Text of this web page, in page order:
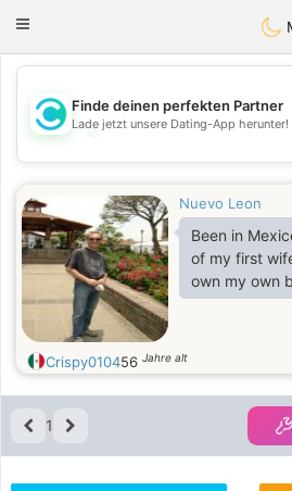
olombia
Toggle
💖
Finde deinen perfekten Partner
Lade jetzt unsere Dating-App herunter!
Nuevo Leon
Been in
of my first
own my own
Crispy010456 Jahre alt
1